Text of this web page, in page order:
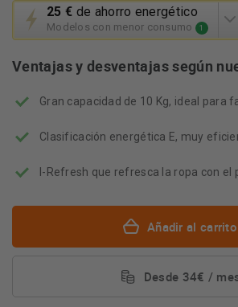
25 € de ahorro energético
Modelos con menor consumo 1
Esta
acción
abrirá
herramienta
ahorro
Youreko.
Ventajas y desventajas según
Gran capacidad de 10 Kg, ideal para
Clasificación energética E, muy
I-Refresh que refresca la ropa con el
Añadir al carrito
Desde 34€ /